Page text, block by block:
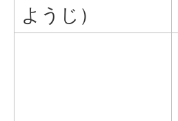
ようじ）